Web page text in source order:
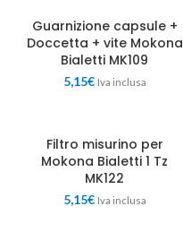
Guarnizione capsule +
Doccetta + vite Mokona
Bialetti MK109
5,15€ Iva inclusa
Filtro misurino per
Mokona Bialetti 1 Tz
MK122
5,15€ Iva inclusa